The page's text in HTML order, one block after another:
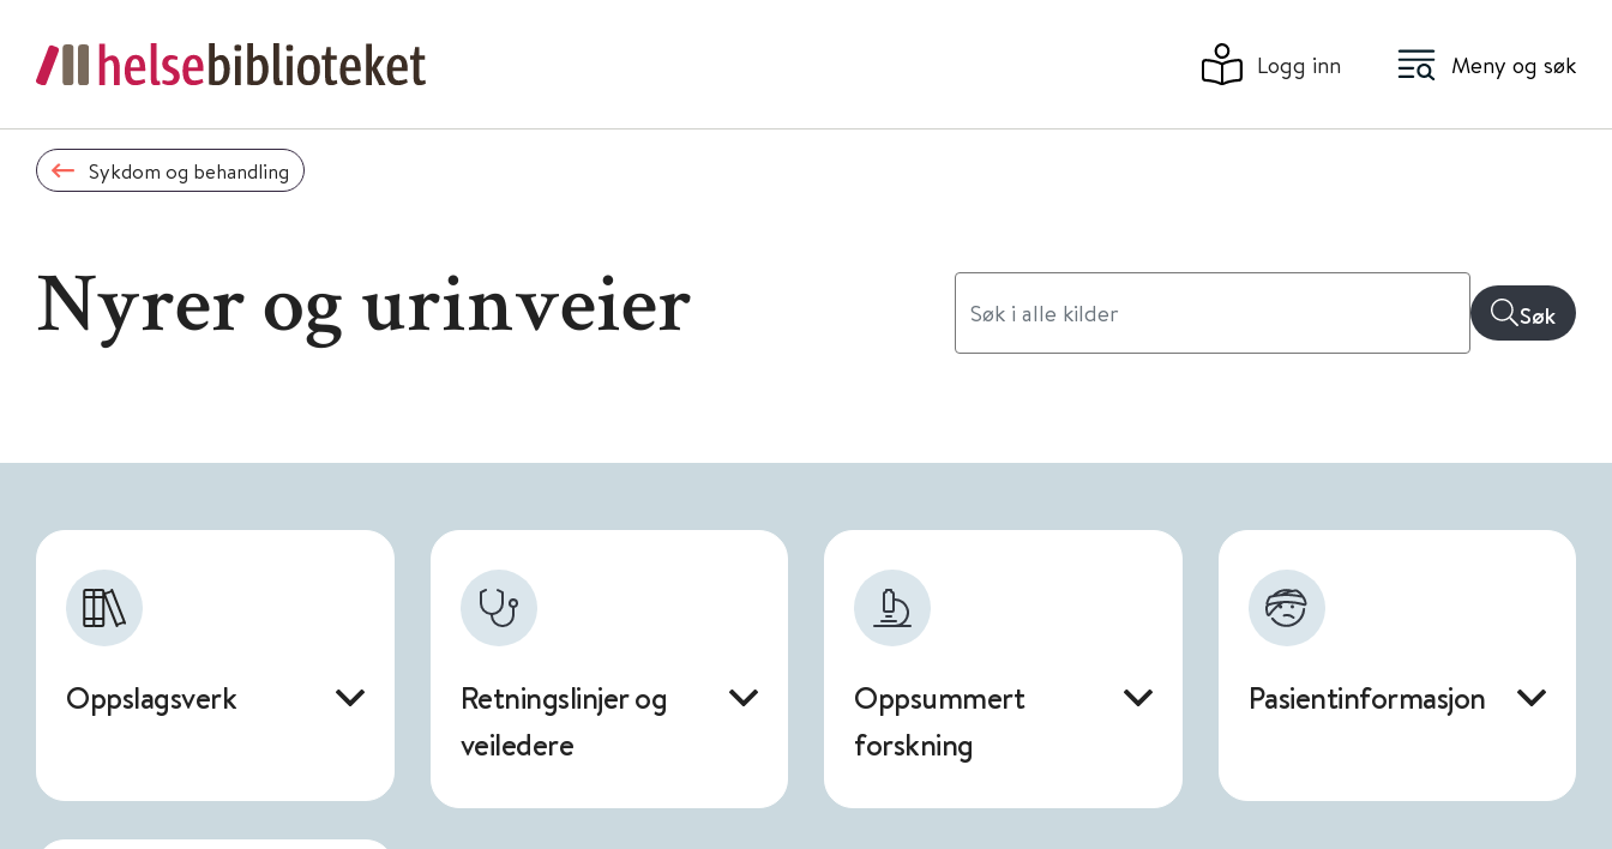
Logg inn Meny og søk
Sykdom og behandling
Nyrer og urinveier Søk
Oppslagsverk
Retningslinjer og
veiledere
Oppsummert
forskning
Pasientinformasjon